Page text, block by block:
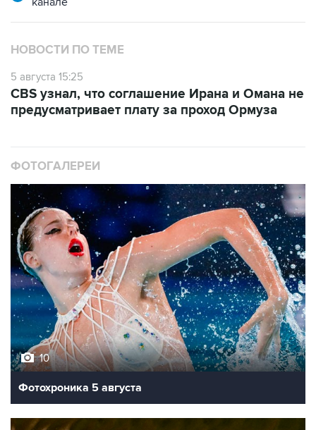
НОВОСТИ ПО ТЕМЕ
5 августа 15:25
CBS узнал, что соглашение Ирана и Омана не
предусматривает плату за проход Ормуза
ФОТОГАЛЕРЕИ
10
Фотохроника 5 августа